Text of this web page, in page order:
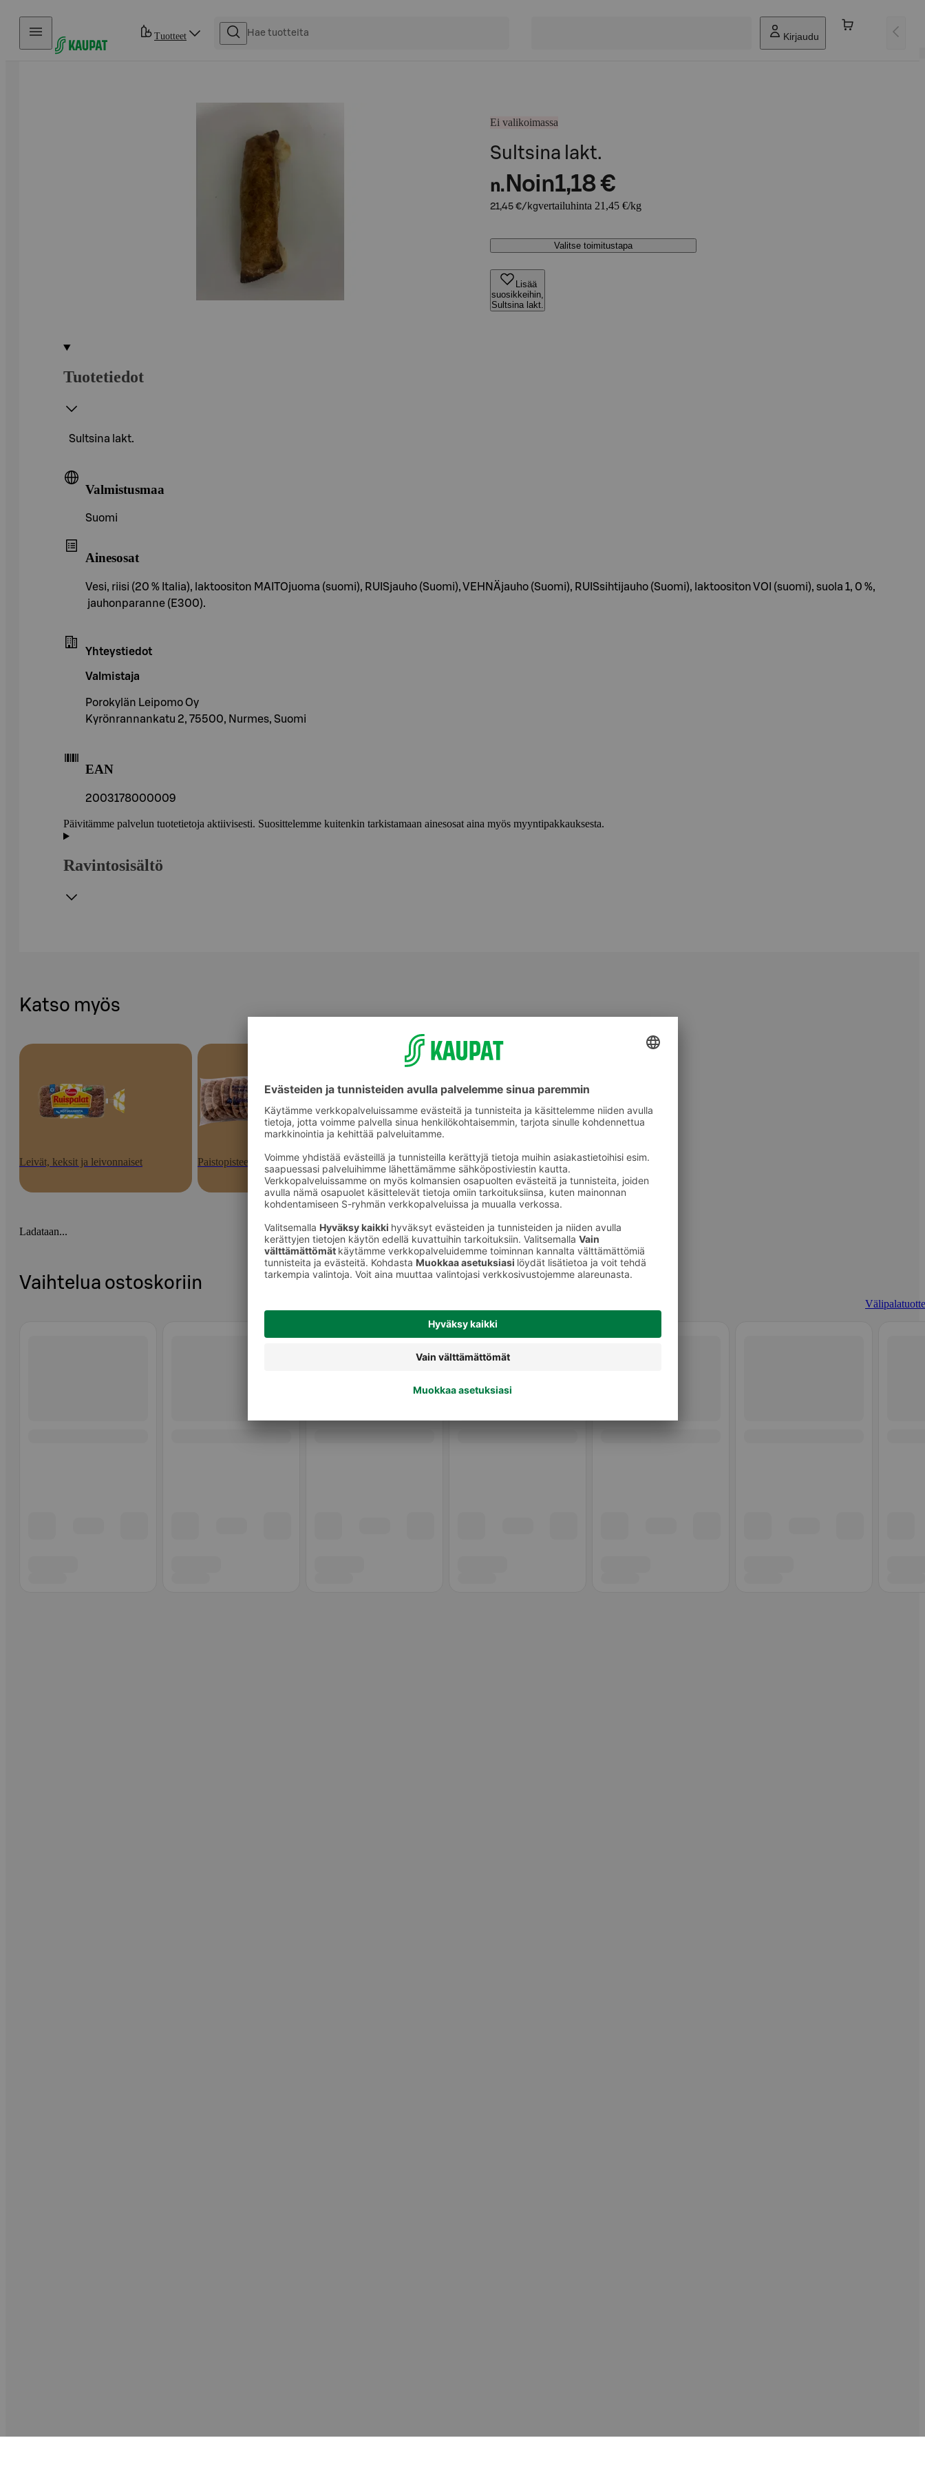
Hyppää sisältöön
Tuotteet Kirjaudu
Ei valikoimassa
Sultsina lakt.
n. Noin1,18 €
21,45 €/kgvertailuhinta 21,45 €/kg
Valitse toimitustapa
Lisää
suosikkeihin,
Sultsina lakt.
Tuotetiedot
Sultsina lakt.
Valmistusmaa
Suomi
Ainesosat
Vesi, riisi (20 % Italia), laktoositon MAITOjuoma (suomi), RUISjauho (Suomi), VEHNÄjauho (Suomi), RUISsihtijauho (Suomi), laktoositon VOI (suomi), suola 1, 0 %,
jauhonparanne (E300).
Yhteystiedot
Valmistaja
Porokylän Leipomo Oy
Kyrönrannankatu 2, 75500, Nurmes, Suomi
EAN
2003178000009
Päivitämme palvelun tuotetietoja aktiivisesti. Suosittelemme kuitenkin tarkistamaan ainesosat aina myös myyntipakkauksesta.
Ravintosisältö
Katso myös
Leivät, keksit ja leivonnaiset Paistopisteen tuotteet Välipalatuotteet
Ladataan...
Vaihtelua ostoskoriin